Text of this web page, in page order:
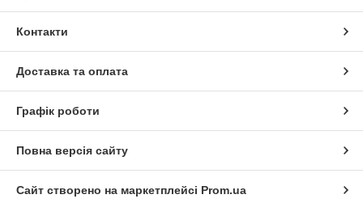
Контакти
Доставка та оплата
Графік роботи
Повна версія сайту
Сайт створено на маркетплейсі Prom.ua